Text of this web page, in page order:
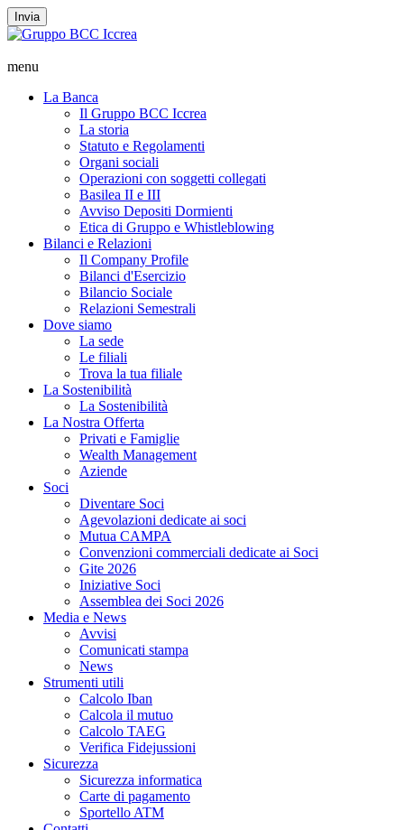
Invia
menu
La Banca
Il Gruppo BCC Iccrea
La storia
Statuto e Regolamenti
Organi sociali
Operazioni con soggetti collegati
Basilea II e III
Avviso Depositi Dormienti
Etica di Gruppo e Whistleblowing
Bilanci e Relazioni
Il Company Profile
Bilanci d'Esercizio
Bilancio Sociale
Relazioni Semestrali
Dove siamo
La sede
Le filiali
Trova la tua filiale
La Sostenibilità
La Sostenibilità
La Nostra Offerta
Privati e Famiglie
Wealth Management
Aziende
Soci
Diventare Soci
Agevolazioni dedicate ai soci
Mutua CAMPA
Convenzioni commerciali dedicate ai Soci
Gite 2026
Iniziative Soci
Assemblea dei Soci 2026
Media e News
Avvisi
Comunicati stampa
News
Strumenti utili
Calcolo Iban
Calcola il mutuo
Calcolo TAEG
Verifica Fidejussioni
Sicurezza
Sicurezza informatica
Carte di pagamento
Sportello ATM